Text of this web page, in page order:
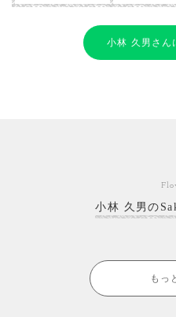
小林 久男さん
小林 久男の
もっ